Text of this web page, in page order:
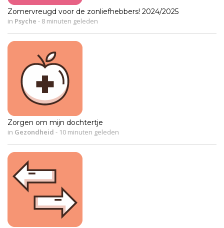
Zomervreugd voor de zonliefhebbers! 2024/2025
in Psyche - 8 minuten geleden
Zorgen om mijn dochtertje
in Gezondheid - 10 minuten geleden